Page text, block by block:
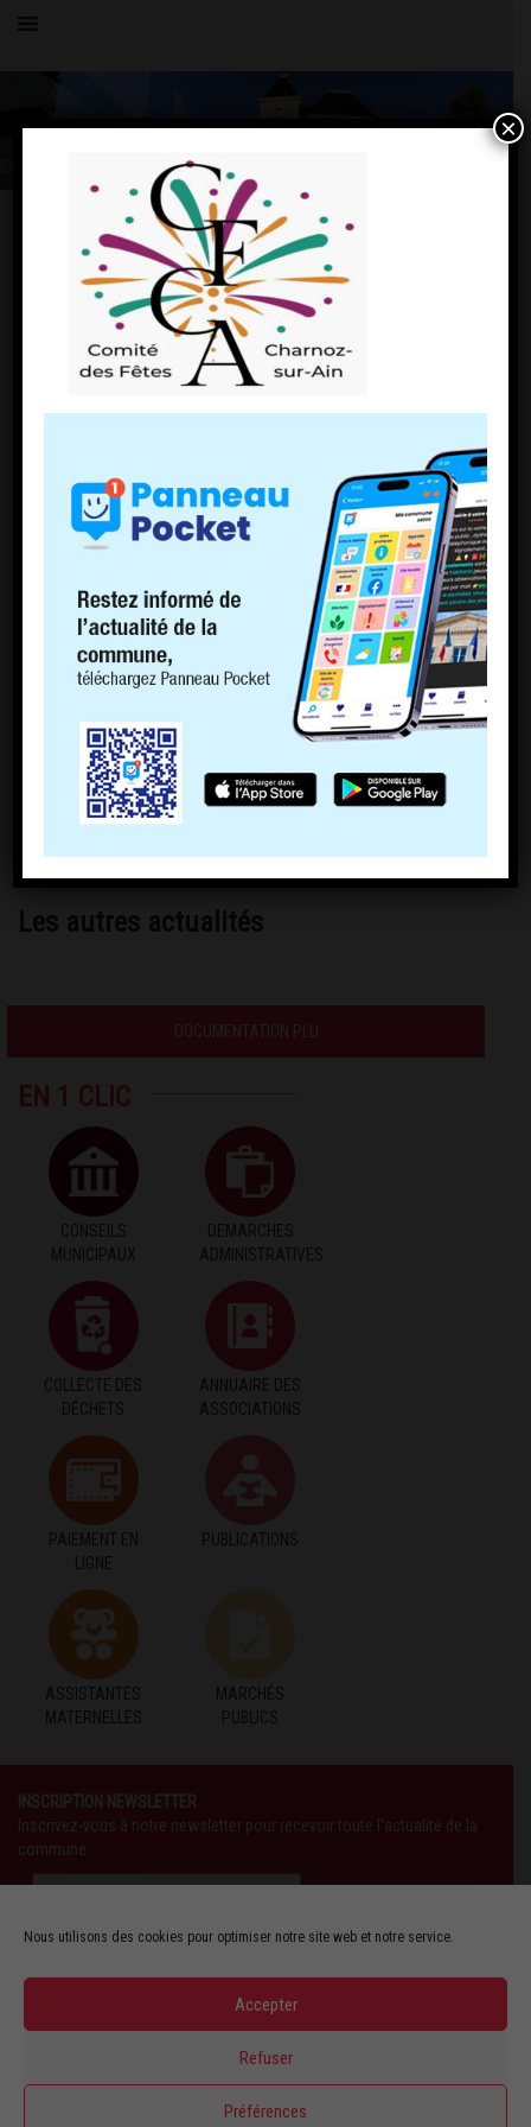
Nous utilisons des cookies pour optimiser notre site web et notre service.
Accepter
Refuser
Préférences
Toutes les actualités
Logo CFCA_fond blanc sur A4
4 mars 2026
Les autres actualités
DOCUMENTATION PLU
EN 1 CLIC
CONSEILS
MUNICIPAUX
DEMARCHES
ADMINISTRATIVES
COLLECTE DES
DÉCHETS
ANNUAIRE DES
ASSOCIATIONS
PAIEMENT EN
LIGNE
PUBLICATIONS
ASSISTANTES
MATERNELLES
MARCHÉS
PUBLICS
INSCRIPTION NEWSLETTER
Inscrivez-vous à notre newsletter pour recevoir toute l'actualité de la
commune
SUIVEZ-NOUS AUSSI SUR :
YOUTUBE
×